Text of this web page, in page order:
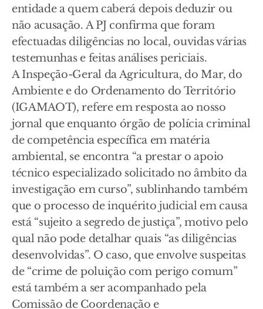
entidade a quem caberá depois deduzir ou
não acusação. A PJ confirma que foram
efectuadas diligências no local, ouvidas várias
testemunhas e feitas análises periciais.
A Inspeção-Geral da Agricultura, do Mar, do
Ambiente e do Ordenamento do Território
(IGAMAOT), refere em resposta ao nosso
jornal que enquanto órgão de polícia criminal
de competência específica em matéria
ambiental, se encontra “a prestar o apoio
técnico especializado solicitado no âmbito da
investigação em curso”, sublinhando também
que o processo de inquérito judicial em causa
está “sujeito a segredo de justiça”, motivo pelo
qual não pode detalhar quais “as diligências
desenvolvidas”. O caso, que envolve suspeitas
de “crime de poluição com perigo comum”
está também a ser acompanhado pela
Comissão de Coordenação e